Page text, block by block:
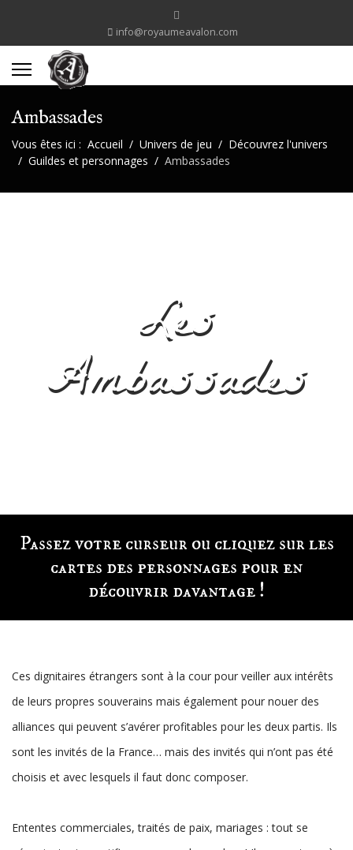
info@royaumeavalon.com
Ambassades
Vous êtes ici : Accueil Univers de jeu
Découvrez l'univers
Guildes et personnages
Ambassades
Les
Ambassades
Passez votre curseur ou cliquez sur les
cartes des personnages pour en
découvrir davantage !
Ces dignitaires étrangers sont à la cour pour veiller aux intérêts
de leurs propres souverains mais également pour nouer des
alliances qui peuvent s’avérer profitables pour les deux partis. Ils
sont les invités de la France… mais des invités qui n’ont pas été
choisis et avec lesquels il faut donc composer.
Ententes commerciales, traités de paix, mariages : tout se